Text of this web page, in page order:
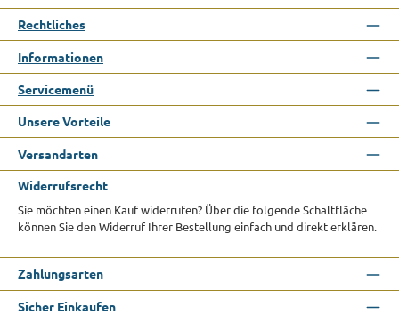
Rechtliches
Informationen
Servicemenü
Unsere Vorteile
Versandarten
Widerrufsrecht
Sie möchten einen Kauf widerrufen? Über die folgende Schaltfläche
können Sie den Widerruf Ihrer Bestellung einfach und direkt erklären.
Zahlungsarten
Sicher Einkaufen